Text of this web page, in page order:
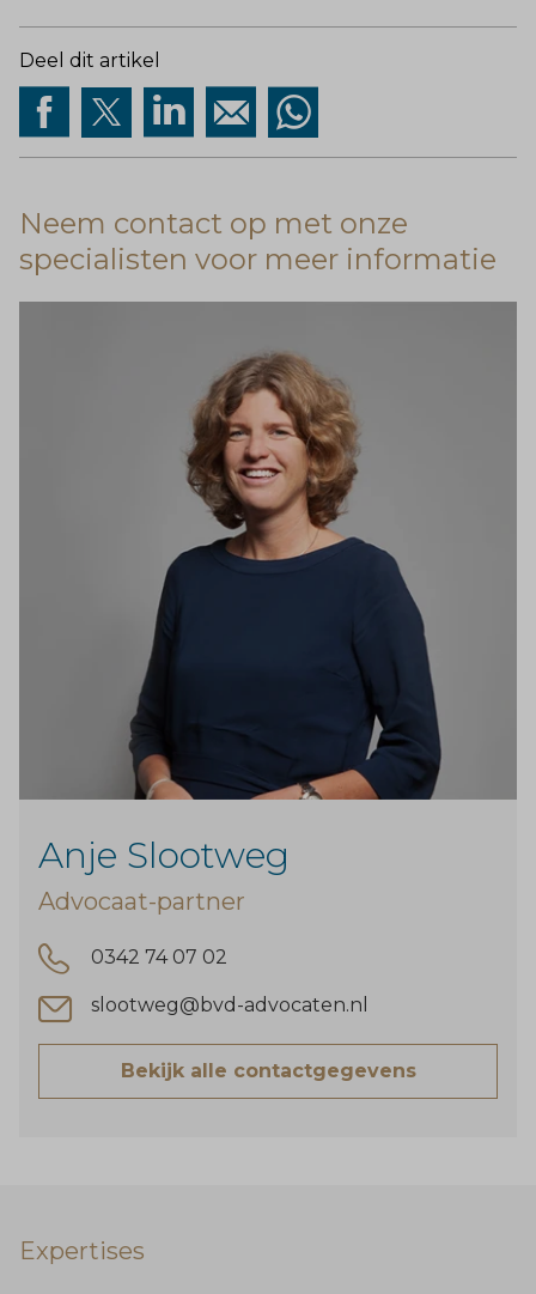
Deel dit artikel
Neem contact op met onze
specialisten voor meer informatie
Anje Slootweg
Advocaat-partner
0342 74 07 02
slootweg@bvd-advocaten.nl
Bekijk alle contactgegevens
Expertises